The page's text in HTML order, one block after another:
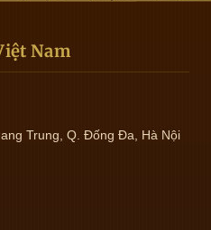
Nam
Trung, Q. Đống Đa, Hà Nội